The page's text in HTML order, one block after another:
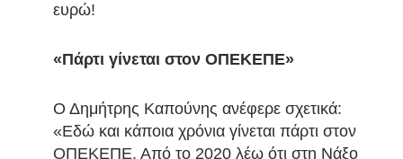
ευρώ!
«Πάρτι γίνεται στον ΟΠΕΚΕΠΕ»
Ο Δημήτρης Καπούνης ανέφερε σχετικά:
«Εδώ και κάποια χρόνια γίνεται πάρτι στον
ΟΠΕΚΕΠΕ. Από το 2020 λέω ότι στη Νάξο